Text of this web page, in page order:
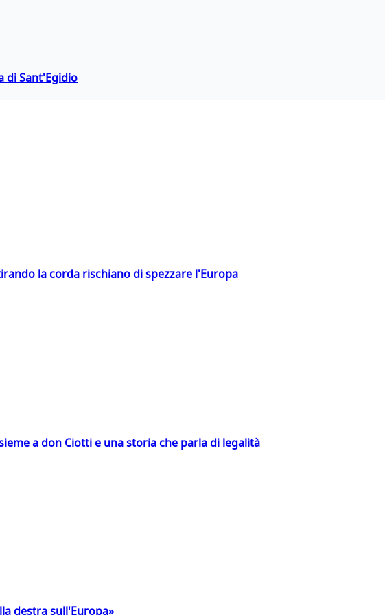
di Sant'Egidio
la corda rischiano di spezzare l'Europa
a don Ciotti e una storia che parla di legalità
destra sull'Europa»